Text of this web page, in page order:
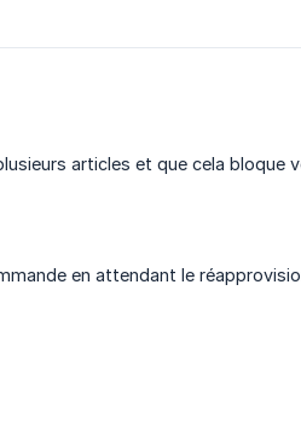
articles et que cela bloque
en attendant le